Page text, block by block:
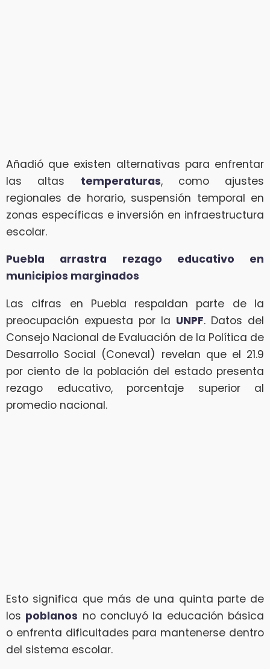
Añadió que existen alternativas para enfrentar
las altas temperaturas, como ajustes
regionales de horario, suspensión temporal en
zonas específicas e inversión en infraestructura
escolar.
Puebla arrastra rezago educativo en
municipios marginados
Las cifras en Puebla respaldan parte de la
preocupación expuesta por la UNPF. Datos del
Consejo Nacional de Evaluación de la Política de
Desarrollo Social (Coneval) revelan que el 21.9
por ciento de la población del estado presenta
rezago educativo, porcentaje superior al
promedio nacional.
Esto significa que más de una quinta parte de
los poblanos no concluyó la educación básica
o enfrenta dificultades para mantenerse dentro
del sistema escolar.